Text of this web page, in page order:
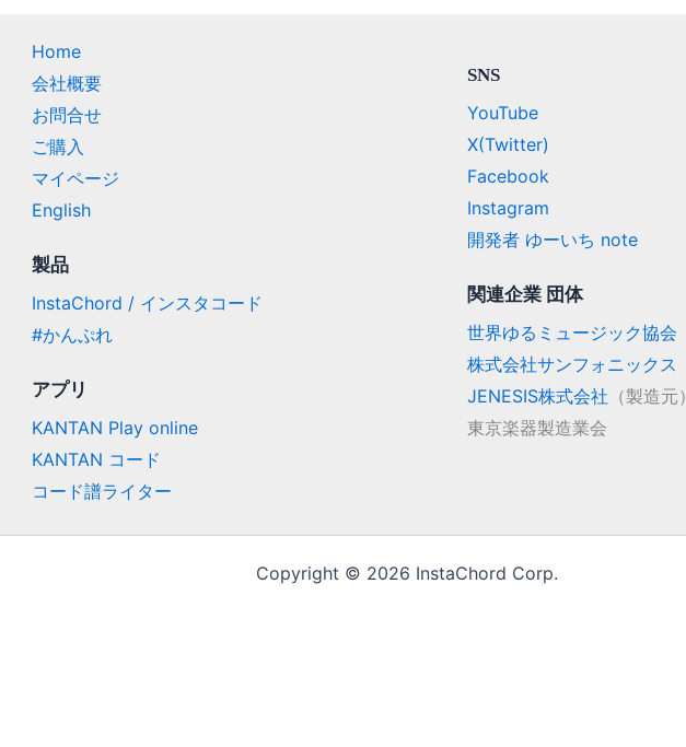
Home
会社概要
お問合せ
ご購入
マイページ
English
製品
InstaChord / インスタコード
#かんぷれ
アプリ
KANTAN Play online
KANTAN コード
コード譜ライター
SNS
YouTube
X(Twitter)
Facebook
Instagram
開発者 ゆーいち note
関連企業 団体
世界ゆるミュージック協会
株式会社サンフォニックス
JENESIS株式会社 （製造元）
東京楽器製造業会
Copyright © 2026 InstaChord Corp.